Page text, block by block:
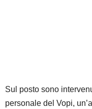
Sul posto sono
personale del Vopi,